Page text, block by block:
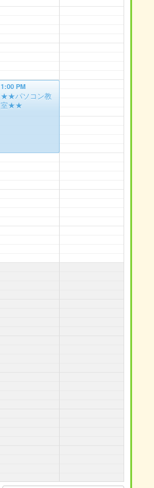
1:00 PM
★★パソコン教
室★★